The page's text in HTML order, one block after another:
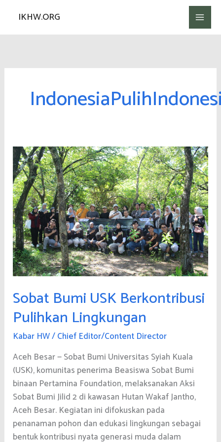
konten
IKHW.ORG
Sobat Bumi USK Berkontribusi
Pulihkan Lingkungan
Kabar HW/Chief Editor/Content Director
Aceh Besar — Sobat Bumi Universitas Syiah Kuala
(USK), komunitas penerima Beasiswa Sobat Bumi
binaan Pertamina Foundation, melaksanakan Aksi
Sobat Bumi Jilid 2 di kawasan Hutan Wakaf Jantho,
Aceh Besar. Kegiatan ini difokuskan pada
penanaman pohon dan edukasi lingkungan sebagai
bentuk kontribusi nyata generasi muda dalam